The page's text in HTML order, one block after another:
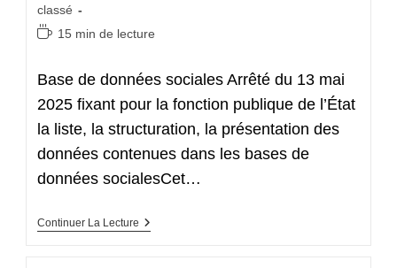
category:
classé
Temps15 min de lecture
Base de données sociales Arrêté du 13 mai
2025 fixant pour la fonction publique de l’État
la liste, la structuration, la présentation des
données contenues dans les bases de
données socialesCet…
Continuer La Lecture Lu